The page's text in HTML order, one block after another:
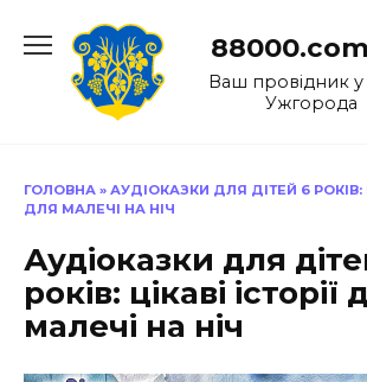
до
Ваш провідник у
Ужгорода
ГОЛОВНА » АУДІОКАЗКИ ДЛЯ ДІТЕЙ 6 РОКІВ:
ДЛЯ МАЛЕЧІ НА НІЧ
Аудіоказки для
років: цікаві історії
малечі на ніч